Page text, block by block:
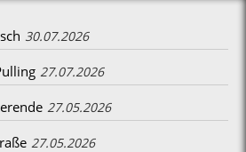
30.07.2026
27.07.2026
27.05.2026
27.05.2026